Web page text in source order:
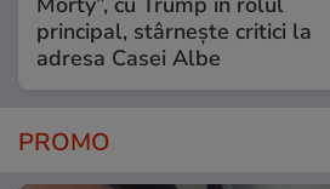
principal, stârnește critici la
adresa Casei Albe
PROMO